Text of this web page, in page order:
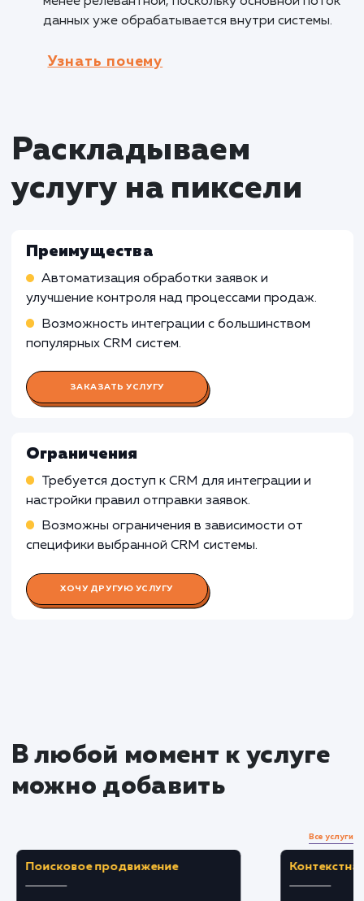
отслеживание коммуникации с клиентами,
сократить время на обработку запросов,
повысить эффективность продаж и
Малые бизнесы с низким потоком
Услуга настройки отправки заявок в CRM
быть избыточной для малых бизнесов с
обработка заявок может быть более
эффективной и экономически выгодной.
Онлайн-сервисы и приложения: Для
онлайн-сервисов и приложений, где
основном через платформу или интерфейс,
настройка отправки заявок в CRM может
данных уже обрабатывается внутри
Узнать почему
Раскладываем
улучшение контроля над процессами продаж.
Возможность интеграции с большинством